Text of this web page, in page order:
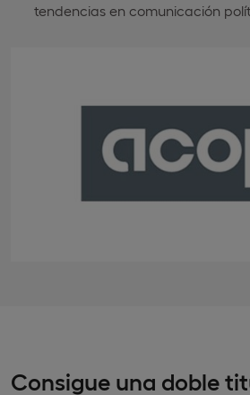
tendencias en comunicación
Consigue una doble